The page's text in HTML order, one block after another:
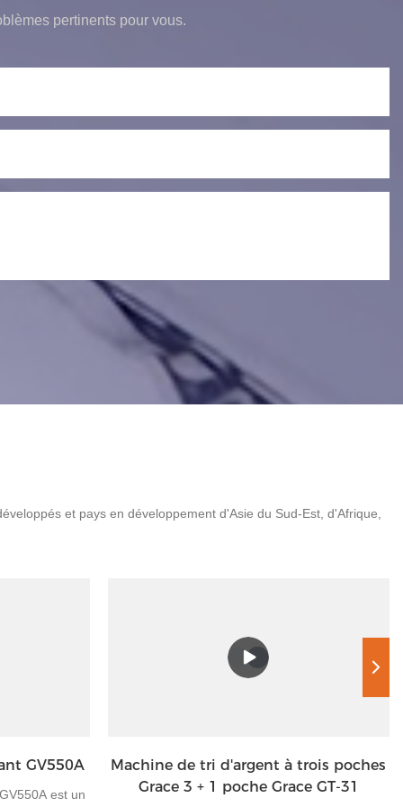
pertinents pour vous.
et pays en développement d'Asie du Sud-Est, d'Afrique,
GV550A
est un
Machine de tri d'argent à trois poches
Grace 3 + 1 poche Grace GT-31